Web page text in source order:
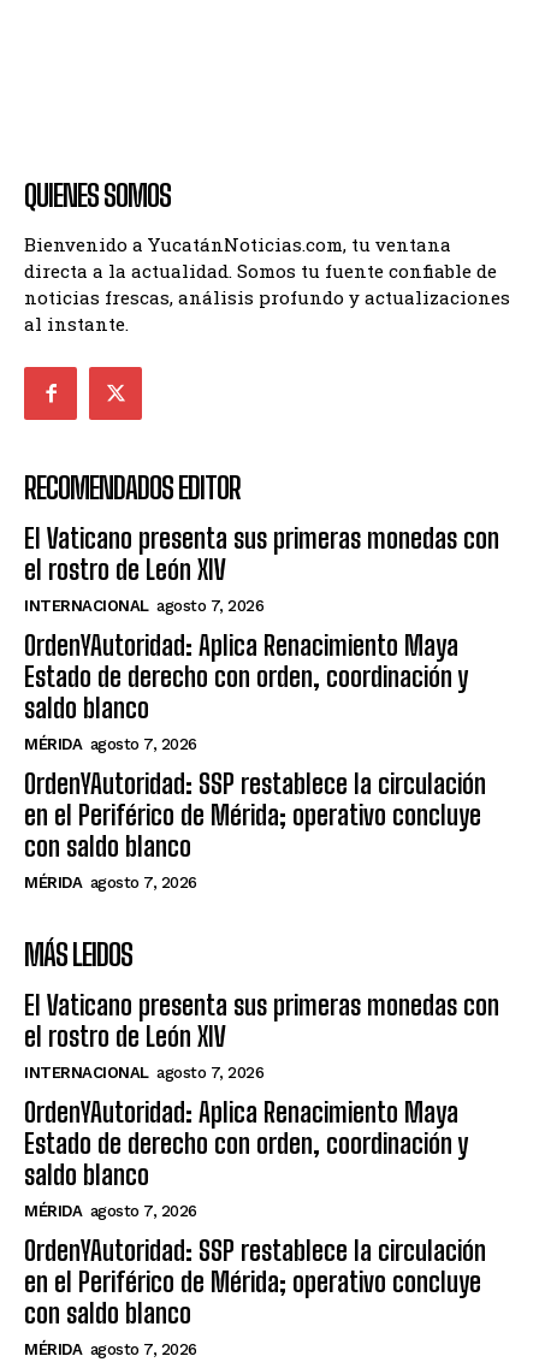
QUIENES SOMOS
Bienvenido a YucatánNoticias.com, tu ventana
directa a la actualidad. Somos tu fuente confiable de
noticias frescas, análisis profundo y actualizaciones
al instante.
RECOMENDADOS EDITOR
El Vaticano presenta sus primeras monedas con
el rostro de León XIV
INTERNACIONAL agosto 7, 2026
OrdenYAutoridad: Aplica Renacimiento Maya
Estado de derecho con orden, coordinación y
saldo blanco
MÉRIDA agosto 7, 2026
OrdenYAutoridad: SSP restablece la circulación
en el Periférico de Mérida; operativo concluye
con saldo blanco
MÉRIDA agosto 7, 2026
MÁS LEIDOS
El Vaticano presenta sus primeras monedas con
el rostro de León XIV
INTERNACIONAL agosto 7, 2026
OrdenYAutoridad: Aplica Renacimiento Maya
Estado de derecho con orden, coordinación y
saldo blanco
MÉRIDA agosto 7, 2026
OrdenYAutoridad: SSP restablece la circulación
en el Periférico de Mérida; operativo concluye
con saldo blanco
MÉRIDA agosto 7, 2026